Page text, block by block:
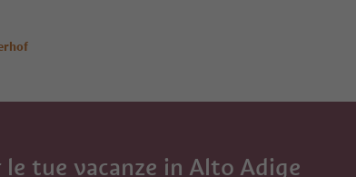
le tue vacanze in Alto Adige